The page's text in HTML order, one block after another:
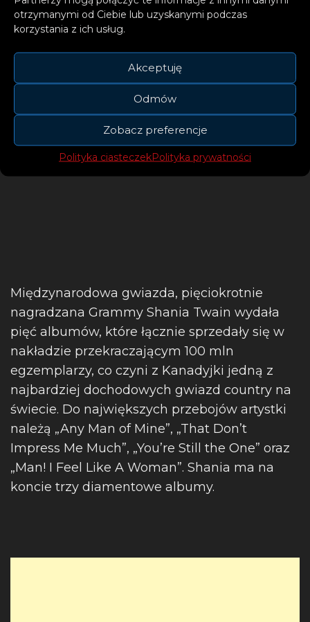
otrzymanymi od Ciebie lub uzyskanymi podczas
korzystania z ich usług.
Akceptuję
Odmów
Zobacz preferencje
Polityka ciasteczekPolityka prywatności
Międzynarodowa gwiazda, pięciokrotnie
nagradzana Grammy Shania Twain wydała
pięć albumów, które łącznie sprzedały się w
nakładzie przekraczającym 100 mln
egzemplarzy, co czyni z Kanadyjki jedną z
najbardziej dochodowych gwiazd country na
świecie. Do największych przebojów artystki
należą „Any Man of Mine”, „That Don’t
Impress Me Much”, „You’re Still the One” oraz
„Man! I Feel Like A Woman”. Shania ma na
koncie trzy diamentowe albumy.